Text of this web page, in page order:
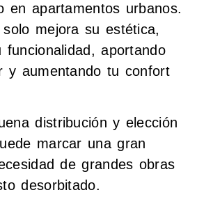
en apartamentos urbanos.
mejora su estética,
funcionalidad, aportando
y aumentando tu confort
distribución y elección
marcar una gran
de grandes obras
desorbitado.